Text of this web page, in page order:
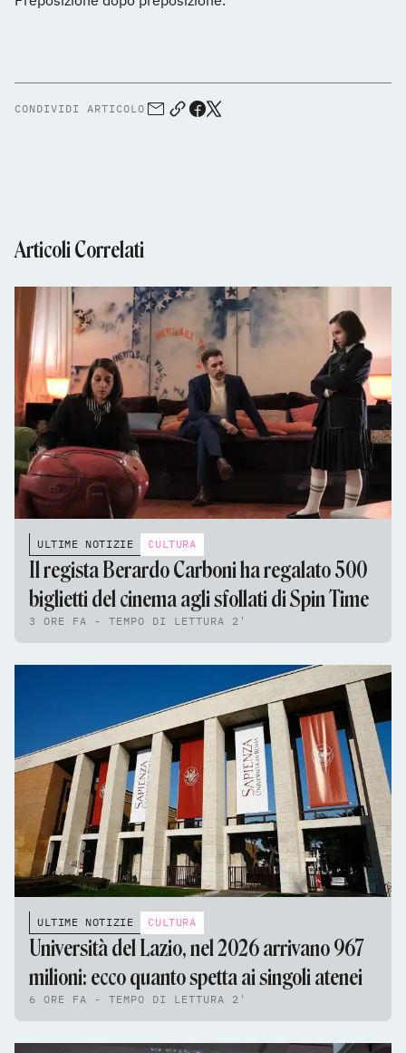
CONDIVIDI ARTICOLO
Articoli Correlati
ULTIME NOTIZIE CULTURA
Il regista Berardo Carboni ha regalato 500
biglietti del cinema agli sfollati di Spin Time
3 ORE FA - TEMPO DI LETTURA 2'
ULTIME NOTIZIE CULTURA
Università del Lazio, nel 2026 arrivano 967
milioni: ecco quanto spetta ai singoli atenei
6 ORE FA - TEMPO DI LETTURA 2'